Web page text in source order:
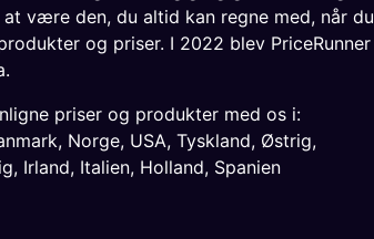
være den, du altid kan regne med, når du
og priser. I 2022 blev PriceRunner
priser og produkter med os i:
, Norge, USA, Tyskland, Østrig,
, Irland, Italien, Holland, Spanien